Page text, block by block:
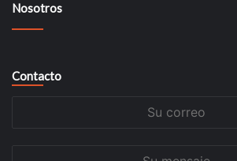
Nosotros
Contacto